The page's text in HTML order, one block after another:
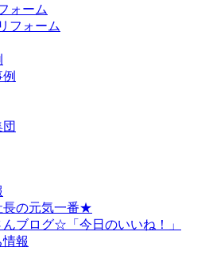
ォーム
フォーム
の元気一番★
ブログ☆「今日のいいね！」
報